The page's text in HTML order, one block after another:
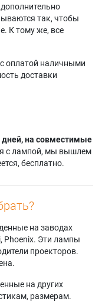
так, чтобы
К тому же, все
с оплатой наличными
доставки
на совместимые
с лампой, мы вышлем
бесплатно.
на заводах
Phoenix. Эти лампы
проекторов.
на других
размерам.